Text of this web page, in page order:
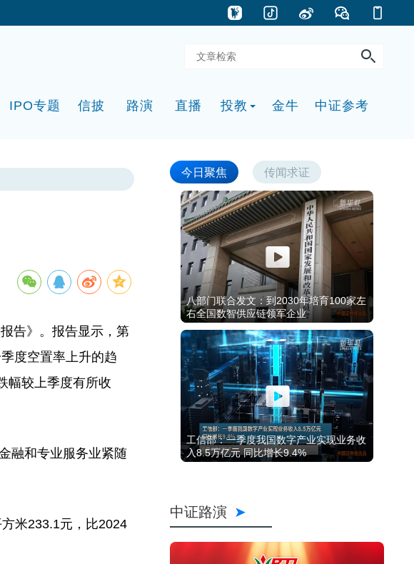
IPO专题 信披 路演 直播 投教 金牛 中证参考
告》。报告显示，第
度空置率上升的趋
幅较上季度有所收
融和专业服务业紧随
米233.1元，比2024
今日聚焦 传闻求证
八部门联合发文：到2030年培育100家左
右全国数智供应链领军企业
工信部：一季度我国数字产业实现业务收
入8.5万亿元 同比增长9.4%
中证路演